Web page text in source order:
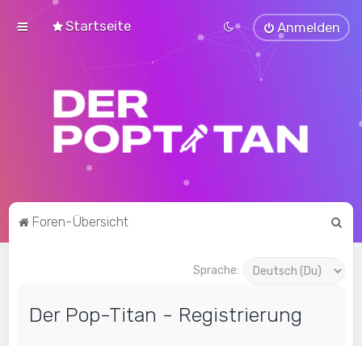
Startseite Anmelden
Foren-Übersicht
Sprache:
Der Pop-Titan - Registrierung